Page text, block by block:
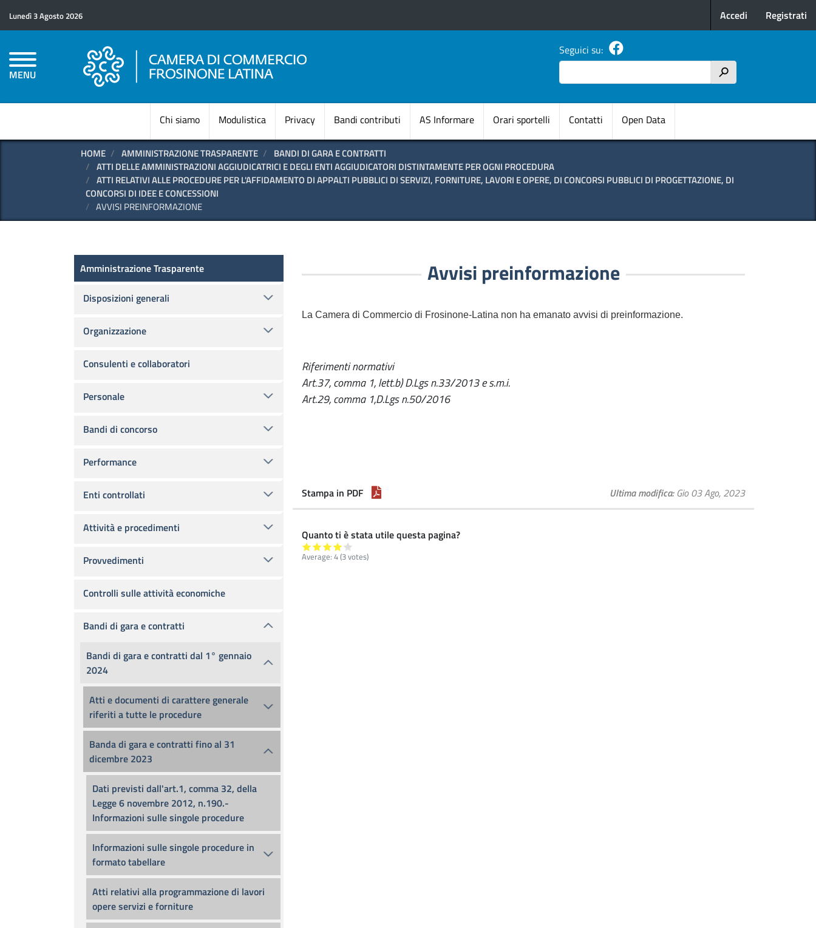
Lunedì 3 Agosto 2026 Menu profilo
Accedi Registrati
MENU
Seguici su:
Cerca
h
Navigazione principale
Chi siamo Modulistica Privacy Bandi contributi AS Informare Orari sportelli Contatti Open Data
HOME AMMINISTRAZIONE TRASPARENTE
BANDI DI GARA E CONTRATTI
ATTI DELLE AMMINISTRAZIONI AGGIUDICATRICI E DEGLI ENTI AGGIUDICATORI DISTINTAMENTE PER OGNI PROCEDURA
ATTI RELATIVI ALLE PROCEDURE PER L'AFFIDAMENTO DI APPALTI PUBBLICI DI SERVIZI, FORNITURE, LAVORI E OPERE, DI CONCORSI PUBBLICI DI PROGETTAZIONE, DI
CONCORSI DI IDEE E CONCESSIONI
AVVISI PREINFORMAZIONE
Avvisi preinformazione
La Camera di Commercio di Frosinone-Latina non ha emanato avvisi di preinformazione.
Riferimenti normativi
Art.37, comma 1, lett.b) D.Lgs n.33/2013 e s.m.i.
Art.29, comma 1,D.Lgs n.50/2016
Stampa in PDF Ultima modifica Gio 03 Ago, 2023
Quanto ti è stata utile questa pagina?
Average: 4(3votes)
Amministrazione Trasparente
Amministrazione Trasparente
Disposizioni generali
Organizzazione
Consulenti e collaboratori
Personale
Bandi di concorso
Performance
Enti controllati
Attività e procedimenti
Provvedimenti
Controlli sulle attività economiche
Bandi di gara e contratti
Bandi di gara e contratti dal 1° gennaio
2024
Atti e documenti di carattere generale
riferiti a tutte le procedure
Banda di gara e contratti fino al 31
dicembre 2023
Dati previsti dall'art.1, comma 32, della
Legge 6 novembre 2012, n.190.-
Informazioni sulle singole procedure
Informazioni sulle singole procedure in
formato tabellare
Atti relativi alla programmazione di lavori
opere servizi e forniture